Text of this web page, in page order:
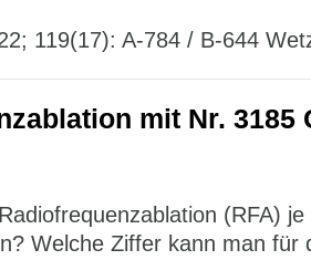
119(17): A-784 / B-644
mit Nr. 3185
(RFA)
Welche Ziffer kann man für